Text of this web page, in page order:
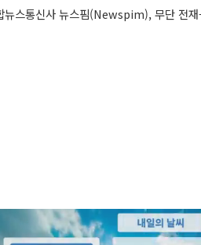
뉴스통신사 뉴스핌(Newspim), 무단 전